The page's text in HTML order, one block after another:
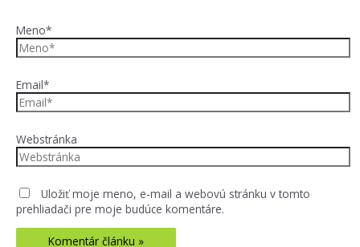
Meno*
Email*
Webstránka
Uložiť moje meno, e-mail a webovú stránku v tomto
prehliadači pre moje budúce komentáre.